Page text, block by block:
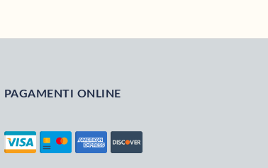
PAGAMENTI ONLINE